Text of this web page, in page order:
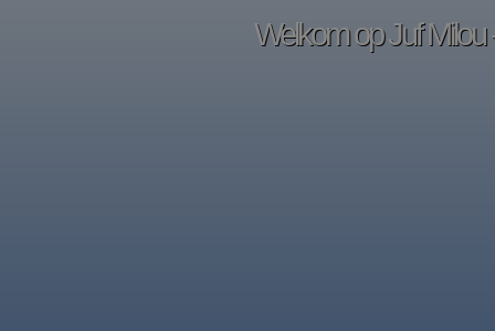
Welkom op Juf Milou